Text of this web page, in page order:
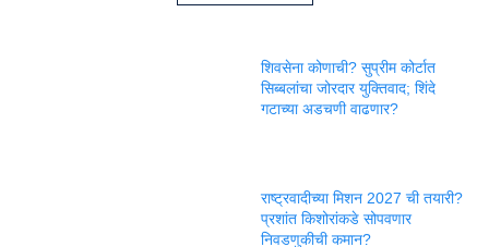
शिवसेना कोणाची? सुप्रीम कोर्टात
सिब्बलांचा जोरदार युक्तिवाद; शिंदे
गटाच्या अडचणी वाढणार?
राष्ट्रवादीच्या मिशन 2027 ची तयारी?
प्रशांत किशोरांकडे सोपवणार
निवडणुकीची कमान?